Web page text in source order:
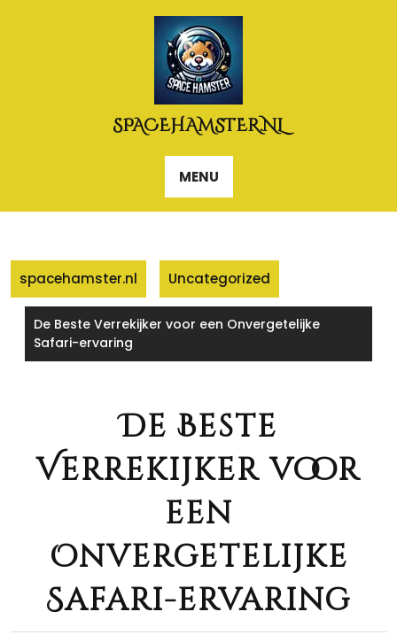
SPACEHAMSTER.NL
MENU
spacehamster.nl Uncategorized
De Beste Verrekijker voor een Onvergetelijke
Safari-ervaring
De Beste
Verrekijker voor
een
Onvergetelijke
Safari-ervaring